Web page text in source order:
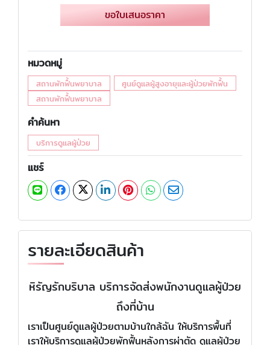
ขอใบเสนอราคา
หมวดหมู่
สถานพักฟื้นพยาบาล
ศูนย์ดูแลผู้สูงอายุและผู้ป่วยพักฟื้น
สถานพักฟื้นพยาบาล
คำค้นหา
บริการดูแลผู้ป่วย
แชร์
รายละเอียดสินค้า
หิรัญรักบริบาล บริการจัดส่งพนักงานดูแลผู้ป่วย
ถึงที่บ้าน
เราเป็นศูนย์ดูแลผู้ป่วยตามบ้านใกล้ฉัน ให้บริการพื้นที่
เราให้บริการดูแลผู้ป่วยพักฟื้นหลังการผ่าตัด ดูแลผู้ป่วย